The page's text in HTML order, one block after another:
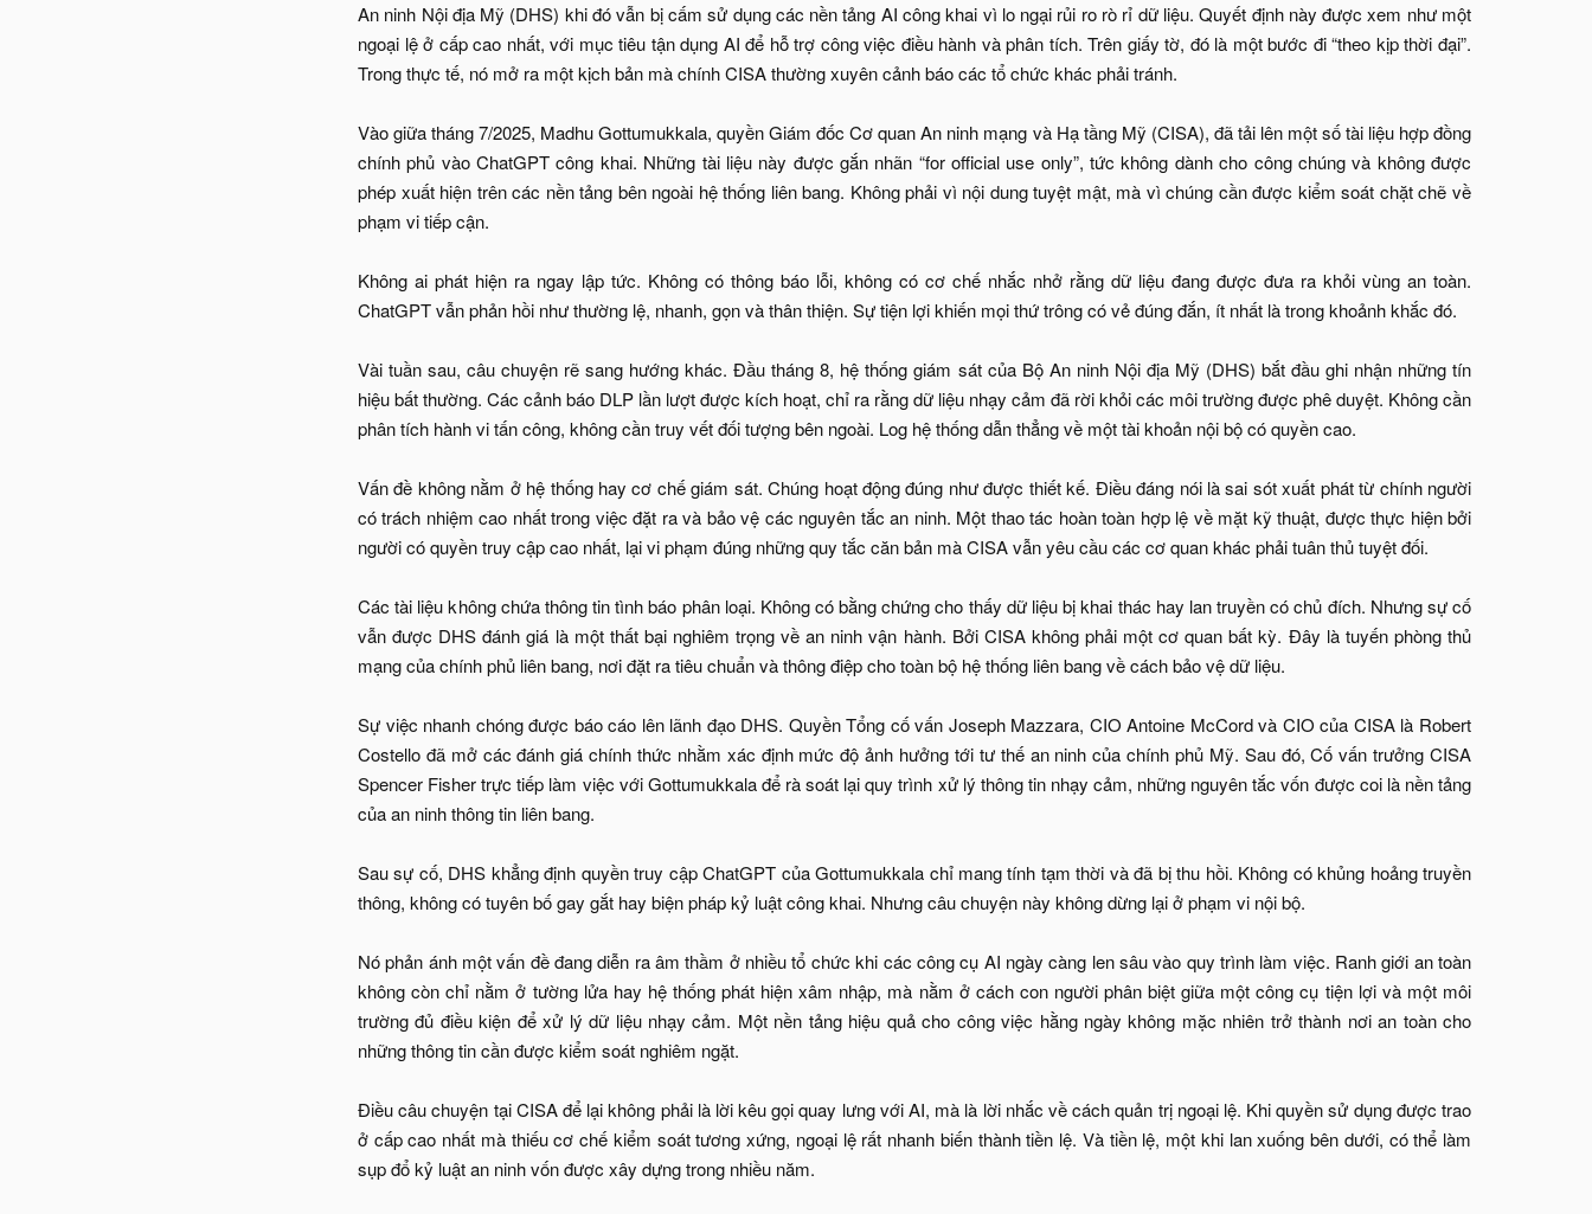
An ninh Nội địa Mỹ (DHS) khi đó vẫn bị cấm sử dụng các nền tảng AI công khai vì lo ngại rủi ro rò rỉ dữ liệu. Quyết định này được xem như một
ngoại lệ ở cấp cao nhất, với mục tiêu tận dụng AI để hỗ trợ công việc điều hành và phân tích. Trên giấy tờ, đó là một bước đi “theo kịp thời đại”.
Trong thực tế, nó mở ra một kịch bản mà chính CISA thường xuyên cảnh báo các tổ chức khác phải tránh.
Vào giữa tháng 7/2025, Madhu Gottumukkala, quyền Giám đốc Cơ quan An ninh mạng và Hạ tầng Mỹ (CISA), đã tải lên một số tài liệu hợp đồng
chính phủ vào ChatGPT công khai. Những tài liệu này được gắn nhãn “for official use only”, tức không dành cho công chúng và không được
phép xuất hiện trên các nền tảng bên ngoài hệ thống liên bang. Không phải vì nội dung tuyệt mật, mà vì chúng cần được kiểm soát chặt chẽ về
phạm vi tiếp cận.
Không ai phát hiện ra ngay lập tức. Không có thông báo lỗi, không có cơ chế nhắc nhở rằng dữ liệu đang được đưa ra khỏi vùng an toàn.
ChatGPT vẫn phản hồi như thường lệ, nhanh, gọn và thân thiện. Sự tiện lợi khiến mọi thứ trông có vẻ đúng đắn, ít nhất là trong khoảnh khắc đó.
Vài tuần sau, câu chuyện rẽ sang hướng khác. Đầu tháng 8, hệ thống giám sát của Bộ An ninh Nội địa Mỹ (DHS) bắt đầu ghi nhận những tín
hiệu bất thường. Các cảnh báo DLP lần lượt được kích hoạt, chỉ ra rằng dữ liệu nhạy cảm đã rời khỏi các môi trường được phê duyệt. Không cần
phân tích hành vi tấn công, không cần truy vết đối tượng bên ngoài. Log hệ thống dẫn thẳng về một tài khoản nội bộ có quyền cao.
Vấn đề không nằm ở hệ thống hay cơ chế giám sát. Chúng hoạt động đúng như được thiết kế. Điều đáng nói là sai sót xuất phát từ chính người
có trách nhiệm cao nhất trong việc đặt ra và bảo vệ các nguyên tắc an ninh. Một thao tác hoàn toàn hợp lệ về mặt kỹ thuật, được thực hiện bởi
người có quyền truy cập cao nhất, lại vi phạm đúng những quy tắc căn bản mà CISA vẫn yêu cầu các cơ quan khác phải tuân thủ tuyệt đối.
Các tài liệu không chứa thông tin tình báo phân loại. Không có bằng chứng cho thấy dữ liệu bị khai thác hay lan truyền có chủ đích. Nhưng sự cố
vẫn được DHS đánh giá là một thất bại nghiêm trọng về an ninh vận hành. Bởi CISA không phải một cơ quan bất kỳ. Đây là tuyến phòng thủ
mạng của chính phủ liên bang, nơi đặt ra tiêu chuẩn và thông điệp cho toàn bộ hệ thống liên bang về cách bảo vệ dữ liệu.
Sự việc nhanh chóng được báo cáo lên lãnh đạo DHS. Quyền Tổng cố vấn Joseph Mazzara, CIO Antoine McCord và CIO của CISA là Robert
Costello đã mở các đánh giá chính thức nhằm xác định mức độ ảnh hưởng tới tư thế an ninh của chính phủ Mỹ. Sau đó, Cố vấn trưởng CISA
Spencer Fisher trực tiếp làm việc với Gottumukkala để rà soát lại quy trình xử lý thông tin nhạy cảm, những nguyên tắc vốn được coi là nền tảng
của an ninh thông tin liên bang.
Sau sự cố, DHS khẳng định quyền truy cập ChatGPT của Gottumukkala chỉ mang tính tạm thời và đã bị thu hồi. Không có khủng hoảng truyền
thông, không có tuyên bố gay gắt hay biện pháp kỷ luật công khai. Nhưng câu chuyện này không dừng lại ở phạm vi nội bộ.
Nó phản ánh một vấn đề đang diễn ra âm thầm ở nhiều tổ chức khi các công cụ AI ngày càng len sâu vào quy trình làm việc. Ranh giới an toàn
không còn chỉ nằm ở tường lửa hay hệ thống phát hiện xâm nhập, mà nằm ở cách con người phân biệt giữa một công cụ tiện lợi và một môi
trường đủ điều kiện để xử lý dữ liệu nhạy cảm. Một nền tảng hiệu quả cho công việc hằng ngày không mặc nhiên trở thành nơi an toàn cho
những thông tin cần được kiểm soát nghiêm ngặt.
Điều câu chuyện tại CISA để lại không phải là lời kêu gọi quay lưng với AI, mà là lời nhắc về cách quản trị ngoại lệ. Khi quyền sử dụng được trao
ở cấp cao nhất mà thiếu cơ chế kiểm soát tương xứng, ngoại lệ rất nhanh biến thành tiền lệ. Và tiền lệ, một khi lan xuống bên dưới, có thể làm
sụp đổ kỷ luật an ninh vốn được xây dựng trong nhiều năm.